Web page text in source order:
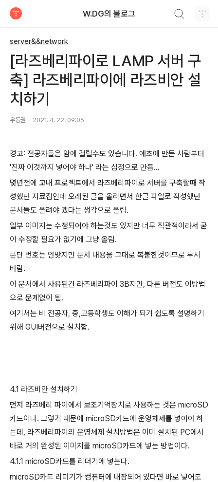
W.DG의 블로그
server&&network
[라즈베리파이로 LAMP 서버 구
축] 라즈베리파이에 라즈비안 설
치하기
우동권 2021. 4. 22. 09:05
경고: 전공자들은 암에 걸릴수도 있습니다. 애초에 만든 사람부터
'진짜 이것까지 넣어야 하나' 라는 심정으로 만듬...
몇년전에 교내 프로젝트에서 라즈베리파이로 서버를 구축할때 작
성했던 자료집인데 오래된 글을 올리면서 한글 파일로 작성했던
문서들도 올려야 겠다는 생각으로 올림.
일부 이미지는 수정되어야 하는것도 있지만 너무 직관적이라서 굳
이 수정할 필요가 없기에 그냥 올림.
문단 번호는 안맞지만 문서 내용을 그대로 복붙한것이므로 무시
바람.
이 문서에서 사용된건 라즈베리파이 3B지만, 다른 버전도 이방법
으로 문제없이 됨.
여기서는 비 전공자, 중,고등학생도 이해가 되기 쉽도록 설명하기
위해 GUI버전으로 설치함.
4.1 라즈비안 설치하기
먼저 라즈베리 파이에서 보조기억장치로 사용하는 것은 microSD
카드이다. 그렇기 때문에 microSD카드에 운영체제를 넣어야 하
는데 , 라즈베리파이의 운영체제 설치방법은 이미 설치된 PC에서
바로 거의 완성된 이미지를 microSD카드에 넣는 방법이다.
4.1.1 microSD카드를 리더기에 넣는다.
microSD카드 리더기가 컴퓨터에 내장되어 있다면 바로 넣어도